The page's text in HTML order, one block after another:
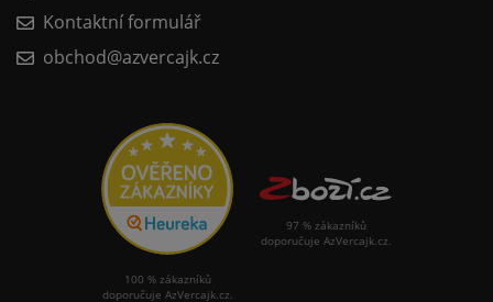
Kontaktní formulář
obchod@azvercajk.cz
100 % zákazníků
doporučuje AzVercajk.cz.
97 % zákazníků
doporučuje AzVercajk.cz.